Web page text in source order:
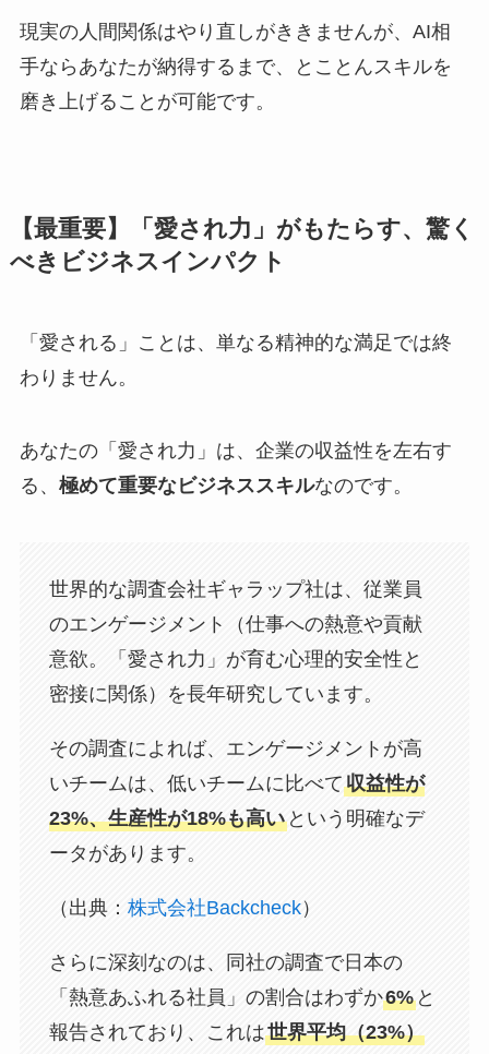
現実の人間関係はやり直しがききませんが、AI相
手ならあなたが納得するまで、とことんスキルを
磨き上げることが可能です。
【最重要】「愛され力」がもたらす、驚く
べきビジネスインパクト
「愛される」ことは、単なる精神的な満足では終
わりません。
あなたの「愛され力」は、企業の収益性を左右す
る、 極めて重要なビジネススキルなのです。
世界的な調査会社ギャラップ社は、従業員
のエンゲージメント（仕事への熱意や貢献
意欲。「愛され力」が育む心理的安全性と
密接に関係）を長年研究しています。
その調査によれば、エンゲージメントが高
いチームは、低いチームに比べて収益性が
23%、生産性が18%も高いという明確なデ
ータがあります。
（出典： 株式会社Backcheck）
さらに深刻なのは、同社の調査で日本の
「熱意あふれる社員」の割合はわずか6%と
報告されており、これは世界平均（23%）